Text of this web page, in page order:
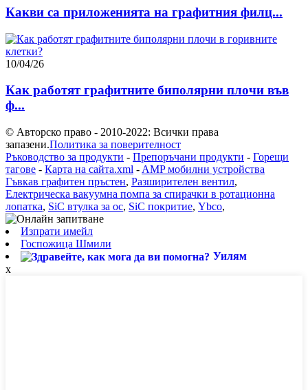
Какви са приложенията на графитния филц...
10/04/26
Как работят графитните биполярни плочи във
ф...
© Авторско право - 2010-2022: Всички права
запазени.Политика за поверителност
Ръководство за продукти - Препоръчани продукти - Горещи
тагове - Карта на сайта.xml - AMP мобилни устройства
Гъвкав графитен пръстен, Разширителен вентил,
Електрическа вакуумна помпа за спирачки в ротационна
лопатка, SiC втулка за ос, SiC покритие, Ybco,
Изпрати имейл
Госпожица Шмили
Уилям
x